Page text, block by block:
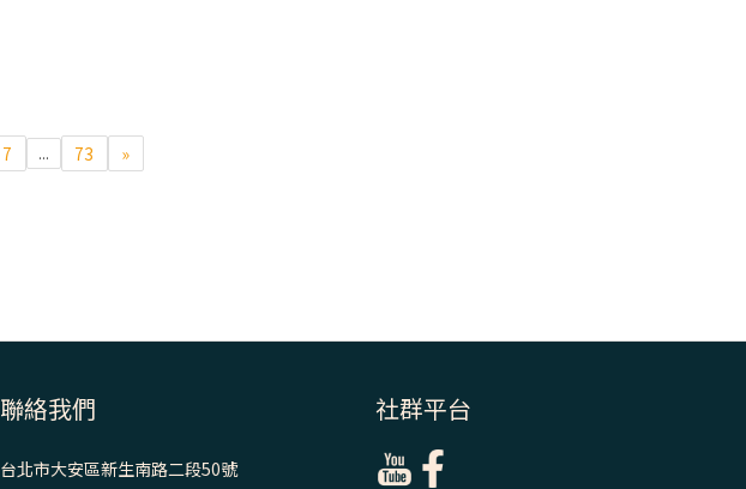
帶你做【將臨期
7 ... 73 »
聯絡我們
台北市大安區新生南路二段50號
社群平台